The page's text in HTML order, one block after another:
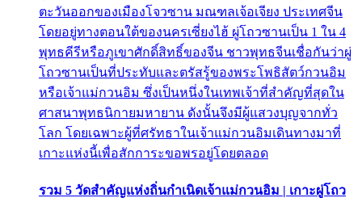
ตะวันออกของเมืองโจวซาน มณฑลเจ้อเจียง ประเทศจีน
โดยอยู่ทางตอนใต้ของนครเซี่ยงไฮ้ ผู่โถวซานเป็น 1 ใน 4
พุทธคีรีหรือภูเขาศักดิ์สิทธิ์ของจีน ชาวพุทธจีนเชื่อกันว่าผู่
โถวซานเป็นที่ประทับและตรัสรู้ของพระโพธิสัตว์กวนอิม
หรือเจ้าแม่กวนอิม ซึ่งเป็นหนึ่งในเทพเจ้าที่สำคัญที่สุดใน
ศาสนาพุทธนิกายมหายาน ดังนั้นจึงมีผู้แสวงบุญจากทั่ว
โลก โดยเฉพาะผู้ที่ศรัทธาในเจ้าแม่กวนอิมเดินทางมาที่
เกาะแห่งนี้เพื่อสักการะขอพรอยู่โดยตลอด
รวม 5 วัดสำคัญแห่งถิ่นกำเนิดเจ้าแม่กวนอิม | เกาะผู่โถว